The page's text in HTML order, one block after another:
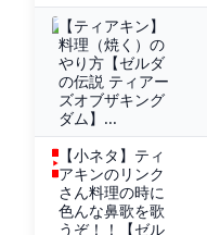
【ティアキン】
料理（焼く）の
やり方【ゼルダ
の伝説 ティアー
ズオブザキング
ダム】...
【小ネタ】ティ
アキンのリンク
さん料理の時に
色んな鼻歌を歌
うぞ！！【ゼル